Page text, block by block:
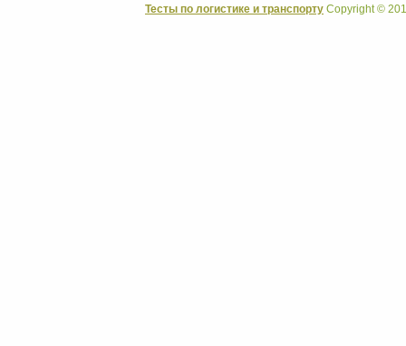
Тесты по логистике и транспорту Copyright ©